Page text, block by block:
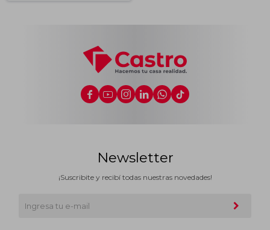
     
Newsletter
¡Suscribite y recibí todas nuestras novedades!